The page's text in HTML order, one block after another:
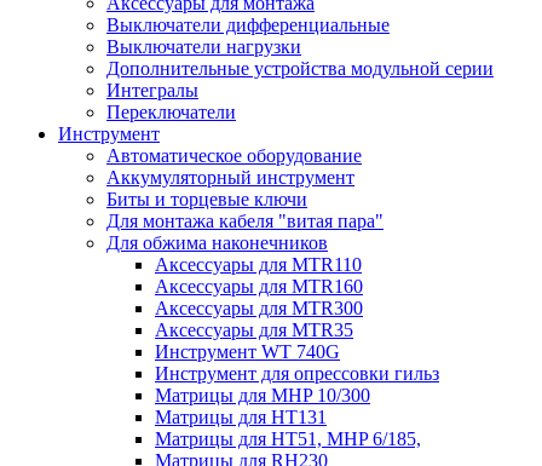
Выключатели дифференциальные
Выключатели нагрузки
Дополнительные устройства модульной серии
Интегралы
Переключатели
Инструмент
Автоматическое оборудование
Аккумуляторный инструмент
Биты и торцевые ключи
Для монтажа кабеля "витая пара"
Для обжима наконечников
Аксессуары для MTR110
Аксессуары для MTR160
Аксессуары для MTR300
Аксессуары для MTR35
Инструмент WT 740G
Инструмент для опрессовки гильз
Матрицы для MHP 10/300
Матрицы для НТ131
Матрицы для НТ51, MHP 6/185,
Матрицы для RH230